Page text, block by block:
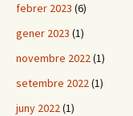
febrer 2023 (6)
gener 2023 (1)
novembre 2022(1)
setembre 2022(1)
juny 2022(1)